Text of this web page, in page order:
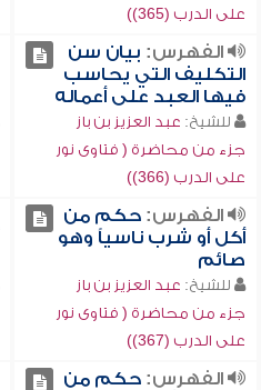
على الدرب (365))
الفهرس: بيان سن
التكليف التي يحاسب
فيها العبد على أعماله
للشيخ: عبد العزيز بن باز
جزء من محاضرة ( فتاوى نور
على الدرب (366))
الفهرس:حكم من
أكل أو شرب ناسياً وهو
صائم
للشيخ: عبد العزيز بن باز
جزء من محاضرة ( فتاوى نور
على الدرب (367))
الفهرس:حكم من